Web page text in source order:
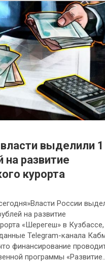
выделили 1
на развитие
курорта
России
на развитие
«Шерегеш» в Кузбассе,
Telegram-канала
финансирование
программы